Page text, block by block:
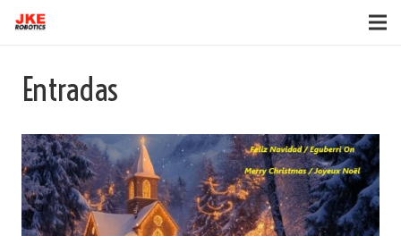
Entradas